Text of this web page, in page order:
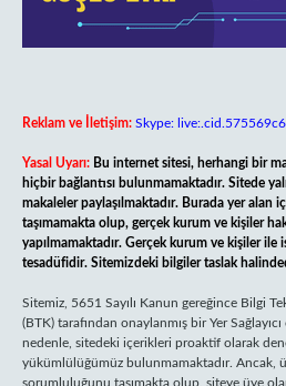
Reklam ve İletişim: Skype:
Yasal Uyarı: Bu internet sitesi, herhangi bir
hiçbir bağlantısı bulunmamaktadır. Sitede
makaleler paylaşılmaktadır. Burada yer alan
taşımamakta olup, gerçek kurum ve kişiler
yapılmamaktadır. Gerçek kurum ve kişiler ile
tesadüfidir. Sitemizdeki bilgiler taslak
Sitemiz, 5651 Sayılı Kanun gereğince Bilgi
(BTK) tarafından onaylanmış bir Yer
nedenle, sitedeki içerikleri proaktif olarak
yükümlülüğümüz bulunmamaktadır. Ancak,
sorumluluğunu taşımakta olup, siteye üye